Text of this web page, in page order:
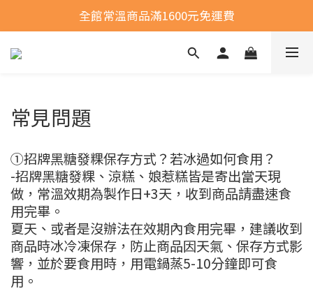
全館常溫商品滿1600元免運費
全館常溫商品滿1600元免運費
選購商品運費問題
常見問題
①招牌黑糖發粿保存方式？若冰過如何食用？
-招牌黑糖發粿、涼糕、娘惹糕皆是寄出當天現
做，常溫效期為製作日+3天，收到商品請盡速食
用完畢。
夏天、或者是沒辦法在效期內食用完畢，建議收到
商品時冰冷凍保存，防止商品因天氣、保存方式影
響，並於要食用時，用電鍋蒸5-10分鐘即可食
用。